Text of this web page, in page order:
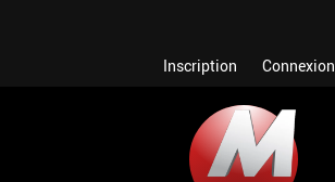
Inscription Connexion